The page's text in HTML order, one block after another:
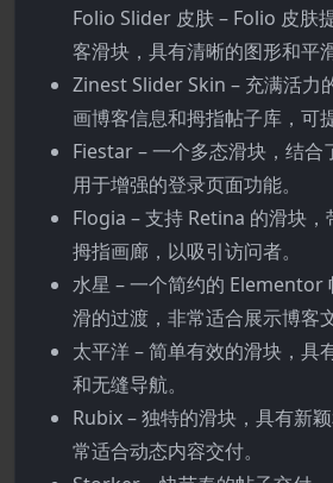
Folio Slider 皮肤 – Folio 皮肤
客滑块，具有清晰的图形和平
Zinest Slider Skin – 充满活力
画博客信息和拇指帖子库，可
Fiestar – 一个多态滑块，结合
用于增强的登录页面功能。
Flogia – 支持 Retina 的滑块
拇指画廊，以吸引访问者。
水星 – 一个简约的 Elementor
滑的过渡，非常适合展示博客文
太平洋 – 简单有效的滑块，具
和无缝导航。
Rubix – 独特的滑块，具有新
常适合动态内容交付。